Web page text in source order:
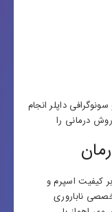
داپلر انجام
درمانی را
کیفیت اسپرم و
ناباروری